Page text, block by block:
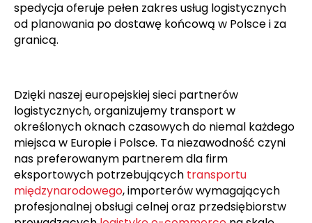
spedycja oferuje pełen zakres usług logistycznych
od planowania po dostawę końcową w Polsce i za
granicą.
Dzięki naszej europejskiej sieci partnerów
logistycznych, organizujemy transport w
określonych oknach czasowych do niemal każdego
miejsca w Europie i Polsce. Ta niezawodność czyni
nas preferowanym partnerem dla firm
eksportowych potrzebujących transportu
międzynarodowego, importerów wymagających
profesjonalnej obsługi celnej oraz przedsiębiorstw